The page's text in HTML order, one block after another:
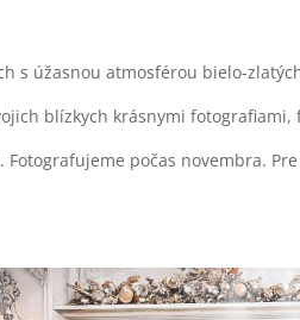
s úžasnou atmosférou bielo-
blízkych krásnymi
počas novembra.